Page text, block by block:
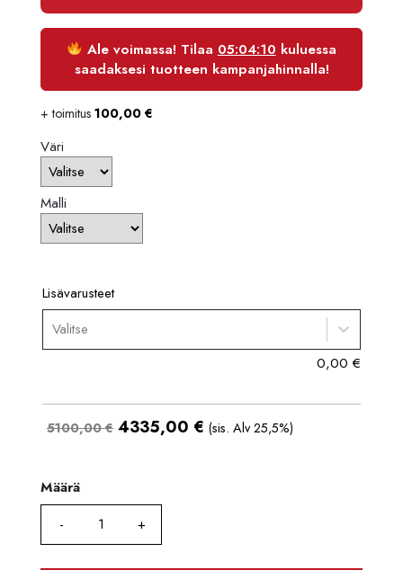
Ale voimassa! Tilaa 05:04:10 kuluessa
saadaksesi tuotteen kampanjahinnalla!
+ toimitus 100,00 €
Väri
Malli
Lisävarusteet
Valitse
0,00 €
5100,00 € 4335,00 € (sis. Alv 25,5%)
Määrä
Määrä